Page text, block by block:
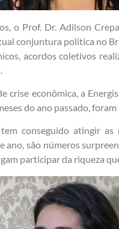
o Prof. Dr. Adilson
conjuntura política no
acordos coletivos
crise econômica, a
do ano passado,
conseguido atingir
ano, são números
participar da riqueza